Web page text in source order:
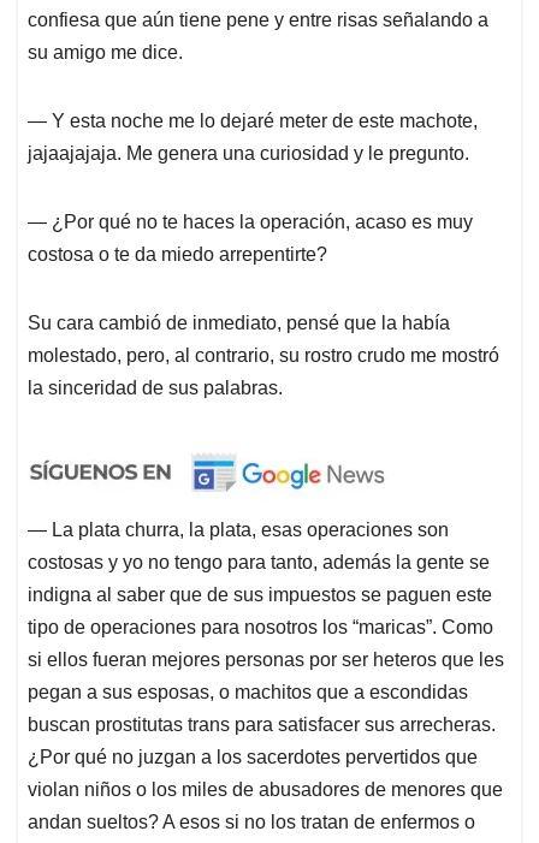
confiesa que aún tiene pene y entre risas señalando a
su amigo me dice.
― Y esta noche me lo dejaré meter de este machote,
jajaajajaja. Me genera una curiosidad y le pregunto.
― ¿Por qué no te haces la operación, acaso es muy
costosa o te da miedo arrepentirte?
Su cara cambió de inmediato, pensé que la había
molestado, pero, al contrario, su rostro crudo me mostró
la sinceridad de sus palabras.
― La plata churra, la plata, esas operaciones son
costosas y yo no tengo para tanto, además la gente se
indigna al saber que de sus impuestos se paguen este
tipo de operaciones para nosotros los “maricas”. Como
si ellos fueran mejores personas por ser heteros que les
pegan a sus esposas, o machitos que a escondidas
buscan prostitutas trans para satisfacer sus arrecheras.
¿Por qué no juzgan a los sacerdotes pervertidos que
violan niños o los miles de abusadores de menores que
andan sueltos? A esos si no los tratan de enfermos o